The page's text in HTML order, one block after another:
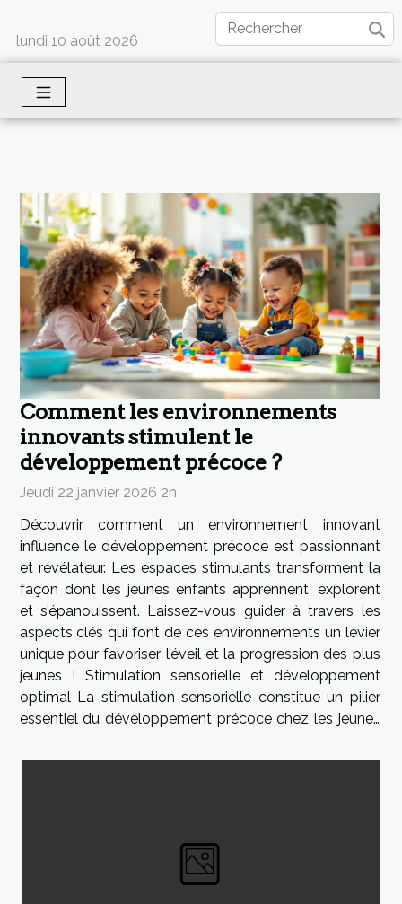
lundi 10 août 2026
Comment les environnements
innovants stimulent le
développement précoce ?
Jeudi 22 janvier 2026 2h
Découvrir comment un environnement innovant
influence le développement précoce est passionnant
et révélateur. Les espaces stimulants transforment la
façon dont les jeunes enfants apprennent, explorent
et s’épanouissent. Laissez-vous guider à travers les
aspects clés qui font de ces environnements un levier
unique pour favoriser l’éveil et la progression des plus
jeunes ! Stimulation sensorielle et développement
optimal La stimulation sensorielle constitue un pilier
essentiel du développement précoce chez les jeunes
expérience sensorielle –...